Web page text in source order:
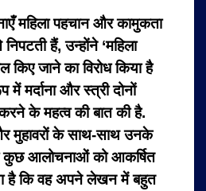
महिला पहचान और कामुकता
हैं, उन्होंने ‘महिला
जाने का विरोध किया है
और स्त्री दोनों
के महत्व की बात की है.
मुहावरों के साथ-साथ उनके
कुछ आलोचनाओं को आकर्षित
है कि वह अपने लेखन में बहुत